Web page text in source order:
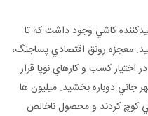
توليدکننده کاشي وجود داشت که تا
رسيد. معجزه رونق اقتصادي پساجنگ،
اختيار کسب و کارهاي نوپا قرار
جاني دوباره بخشيد. ميليون ها
کوچ کردند و محصول ناخالص